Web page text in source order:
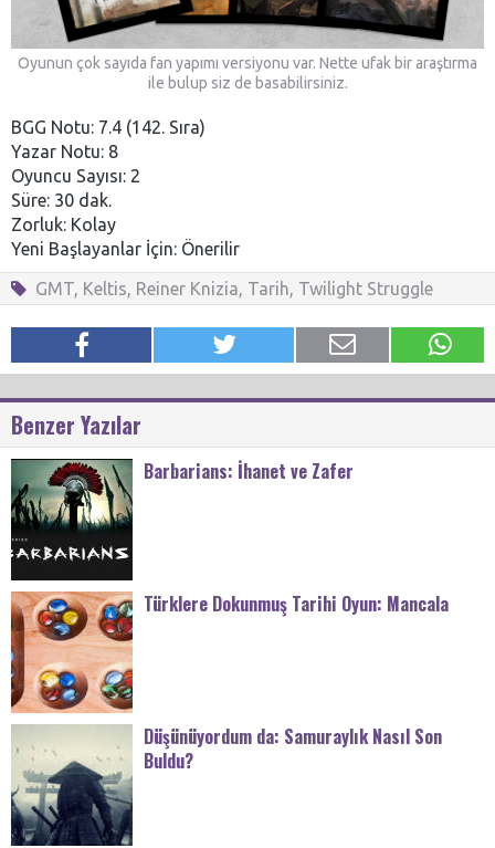
Oyunun çok sayıda fan yapımı versiyonu var. Nette ufak bir araştırma
ile bulup siz de basabilirsiniz.
BGG Notu: 7.4 (142. Sıra)
Yazar Notu: 8
Oyuncu Sayısı: 2
Süre: 30 dak.
Zorluk: Kolay
Yeni Başlayanlar İçin: Önerilir
GMT Keltis Reiner Knizia Tarih Twilight Struggle
Benzer Yazılar
Barbarians: İhanet ve Zafer
Türklere Dokunmuş Tarihi Oyun: Mancala
Düşünüyordum da: Samuraylık Nasıl Son
Buldu?